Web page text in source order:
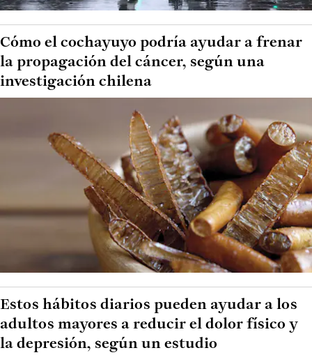
Cómo el cochayuyo podría ayudar a frenar
la propagación del cáncer, según una
investigación chilena
Estos hábitos diarios pueden ayudar a los
adultos mayores a reducir el dolor físico y
la depresión, según un estudio